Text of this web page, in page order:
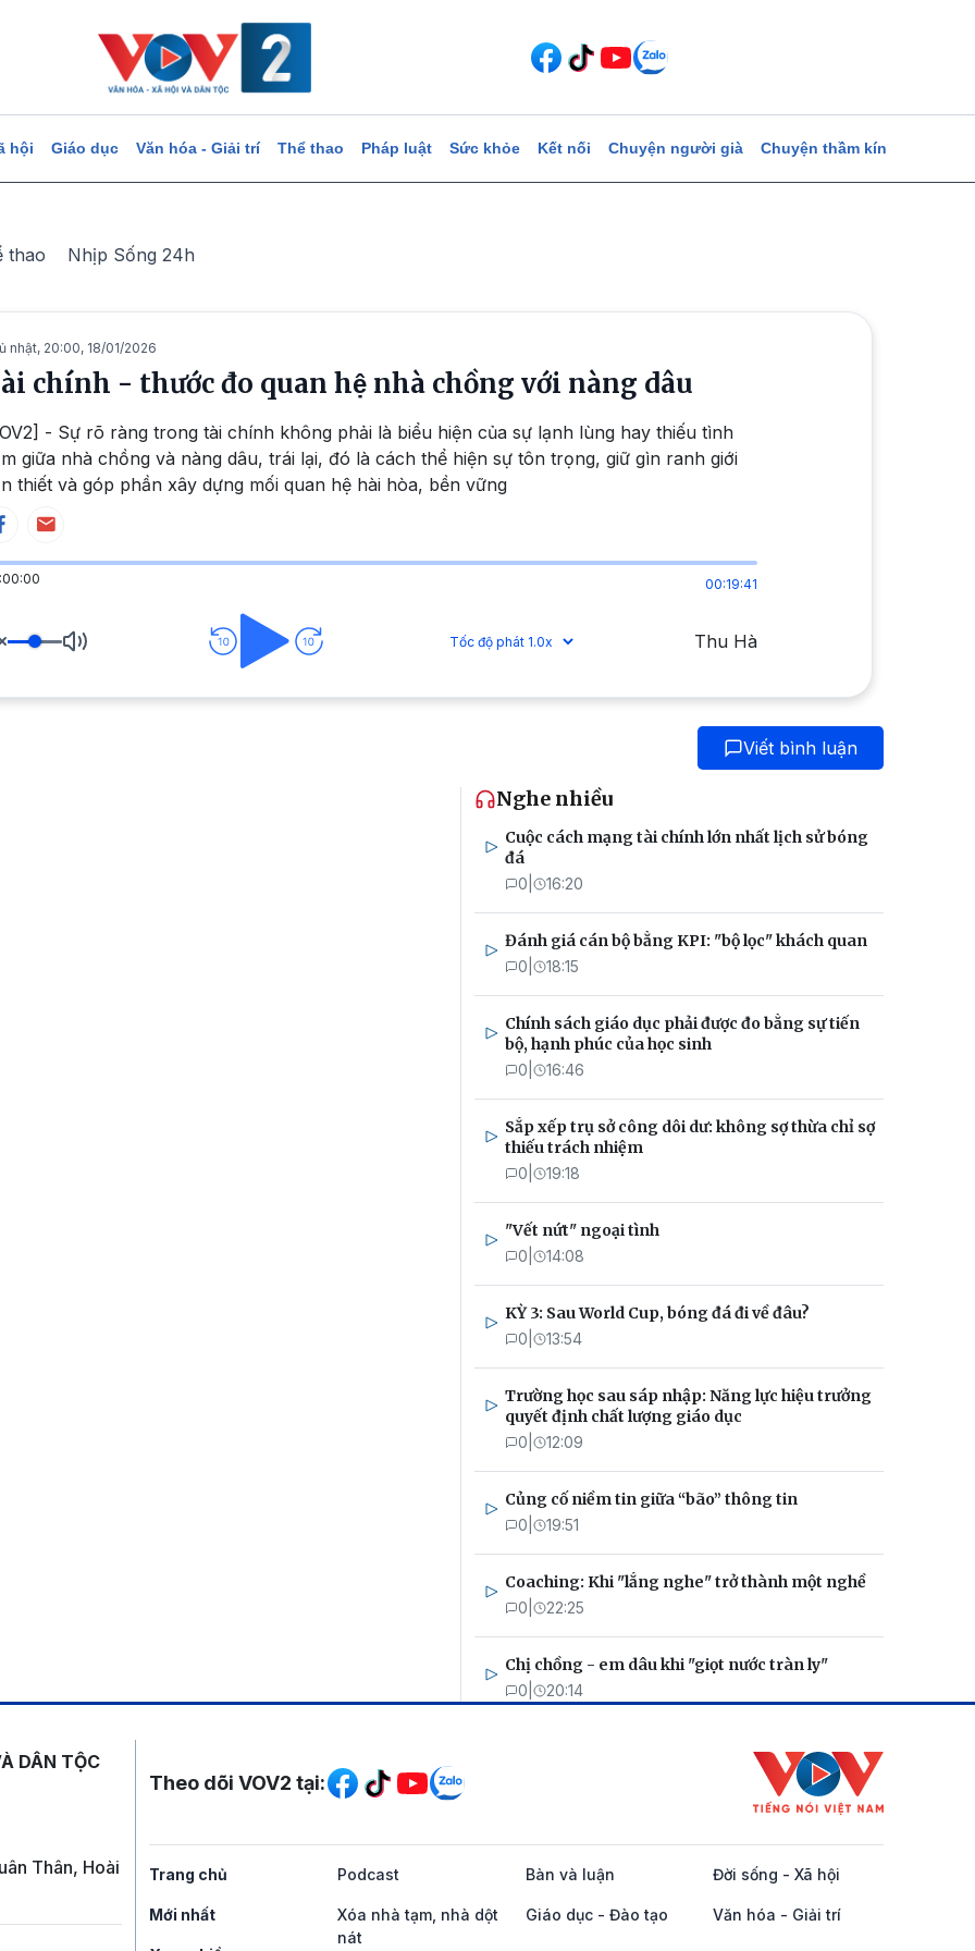
hội Giáo dục Văn hóa - Giải trí Thể thao Pháp luật Sức khỏe Kết nối Chuyện người già Chuyện thầm kín
thao Nhịp Sống 24h
nhật, 20:00, 18/01/2026
chính - thước đo quan hệ nhà chồng với nàng dâu
- Sự rõ ràng trong tài chính không phải là biểu hiện của sự lạnh lùng hay thiếu tình
giữa nhà chồng và nàng dâu, trái lại, đó là cách thể hiện sự tôn trọng, giữ gìn ranh giới
thiết và góp phần xây dựng mối quan hệ hài hòa, bền vững
00:19:41
Thu Hà
Viết bình luận
Nghe nhiều
Cuộc cách mạng tài chính lớn nhất lịch sử bóng
đá
0 16:20
Đánh giá cán bộ bằng KPI: "bộ lọc" khách quan
0 18:15
Chính sách giáo dục phải được đo bằng sự tiến
bộ, hạnh phúc của học sinh
0 16:46
Sắp xếp trụ sở công dôi dư: không sợ thừa chỉ sợ
thiếu trách nhiệm
0 19:18
"Vết nứt" ngoại tình
0 14:08
KỲ 3: Sau World Cup, bóng đá đi về đâu?
0 13:54
Trường học sau sáp nhập: Năng lực hiệu trưởng
quyết định chất lượng giáo dục
0 12:09
Củng cố niềm tin giữa “bão” thông tin
0 19:51
Coaching: Khi "lắng nghe" trở thành một nghề
0 22:25
Chị chồng - em dâu khi "giọt nước tràn ly"
0 20:14
DÂN TỘC
Thân, Hoài
Mạng xã hội
Theo dõi VOV2 tại:
Trang chủ
Mới nhất
Podcast Bàn và luận Đời sống - Xã hội
Xóa nhà tạm, nhà dột
nát
Giáo dục - Đào tạo Văn hóa - Giải trí